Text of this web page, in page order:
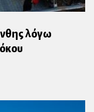
λόγω